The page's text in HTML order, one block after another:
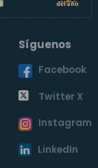
Síguenos
Facebook
Twitter X
Instagram
LinkedIn